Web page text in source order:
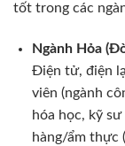
tốt trong các
Ngành Hỏa
Điện tử, điện
viên (ngành
hóa học, kỹ
hàng/ẩm thực